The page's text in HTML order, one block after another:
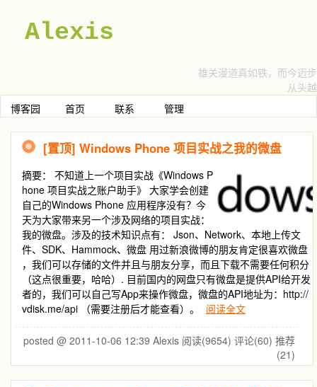
Alexis
雄关漫道真如铁，而今迈步
从头越
博客园
首页 联系 管理
[置顶] Windows Phone 项目实战之我的微盘
摘要： 不知道上一个项目实战《Windows P
hone 项目实战之账户助手》 大家学会创建
自己的Windows Phone 应用程序没有？今
天为大家带来另一个涉及网络的项目实战：
我的微盘。涉及的技术知识点有： Json、Network、本地上传文
件、SDK、Hammock、微盘 用过新浪微博的朋友肯定很喜欢微盘
，我们可以存储的文件并且与朋友分享，而且下载不需要任何积分
（这点很重要，哈哈）. 目前国内的网盘只有微盘是提供API给开发
者的，我们可以自己写App来操作微盘，微盘的API地址为：http://
vdisk.me/api （需要注册后才能查看）。
阅读全文
posted @ 2011-10-06 12:39 Alexis 阅读(9654) 评论(60) 推荐
(21)